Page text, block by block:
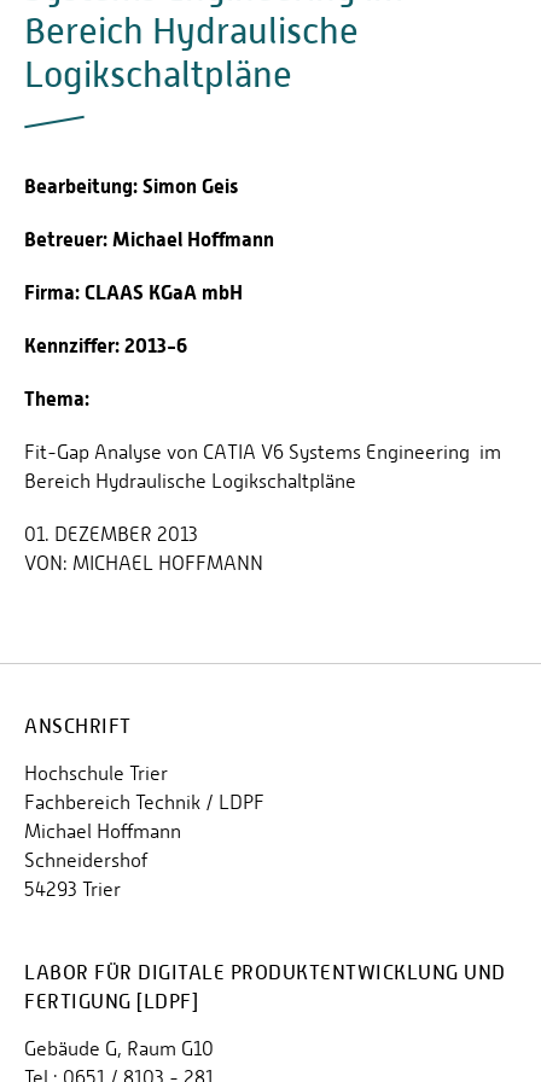
Bereich Hydraulische
Logikschaltpläne
Bearbeitung: Simon Geis
Betreuer: Michael Hoffmann
Firma: CLAAS KGaA mbH
Kennziffer: 2013-6
Thema:
Fit-Gap Analyse von CATIA V6 Systems Engineering im
Bereich Hydraulische Logikschaltpläne
01. DEZEMBER 2013
VON: MICHAEL HOFFMANN
ANSCHRIFT
Hochschule Trier
Fachbereich Technik / LDPF
Michael Hoffmann
Schneidershof
54293 Trier
LABOR FÜR DIGITALE PRODUKTENTWICKLUNG UND
FERTIGUNG [LDPF]
Gebäude G, Raum G10